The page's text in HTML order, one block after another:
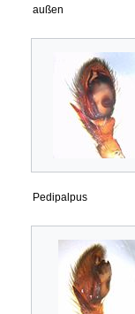
außen
Pedipalpus